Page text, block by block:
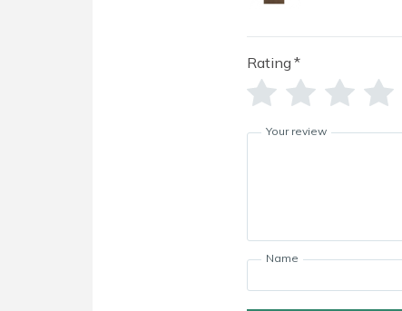
Rating *
Your review
Name